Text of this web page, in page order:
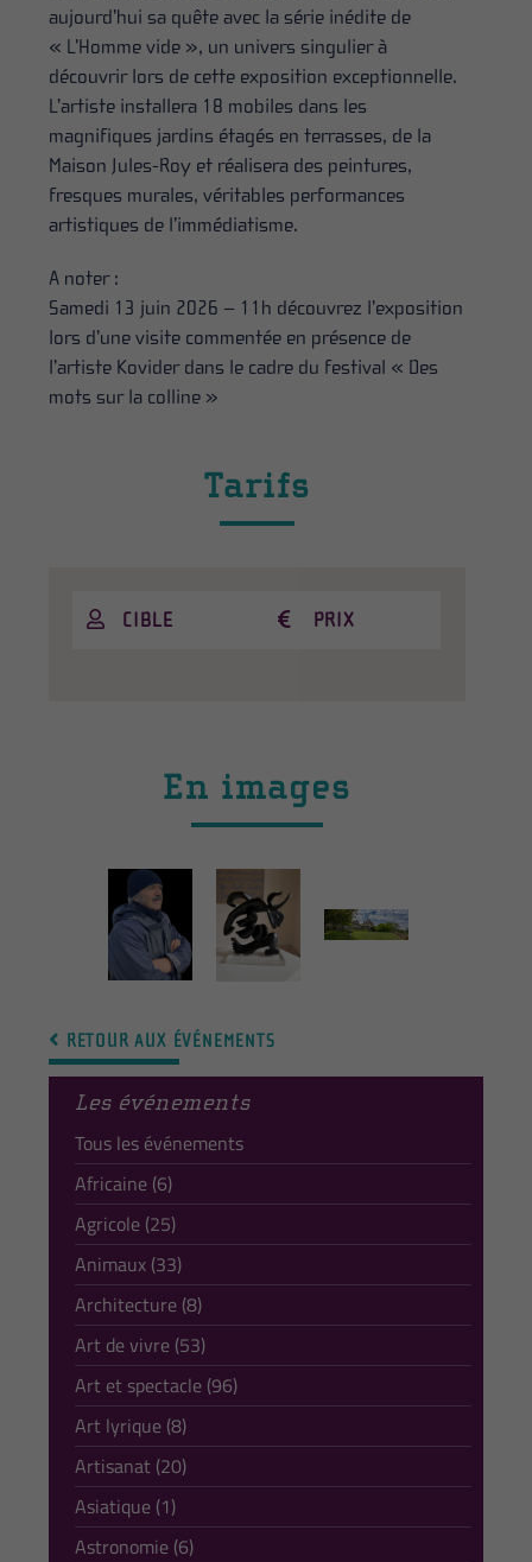
Les événements
Tous les événements
Africaine (6)
Agricole (25)
Animaux (33)
Architecture (8)
Art de vivre (53)
Art et spectacle (96)
Art lyrique (8)
Artisanat (20)
Asiatique (1)
Astronomie (6)
aujourd’hui sa quête avec la série inédite de
« L’Homme vide », un univers singulier à
découvrir lors de cette exposition exceptionnelle.
L’artiste installera 18 mobiles dans les
magnifiques jardins étagés en terrasses, de la
Maison Jules-Roy et réalisera des peintures,
fresques murales, véritables performances
artistiques de l’immédiatisme.
A noter :
Samedi 13 juin 2026 – 11h découvrez l’exposition
lors d’une visite commentée en présence de
l’artiste Kovider dans le cadre du festival « Des
mots sur la colline »
Tarifs
CIBLE PRIX
En images
RETOUR AUX ÉVÉNEMENTS